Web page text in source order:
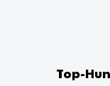
Top-